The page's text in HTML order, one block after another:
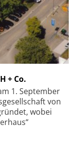
+ Co.
1. September
von
wobei